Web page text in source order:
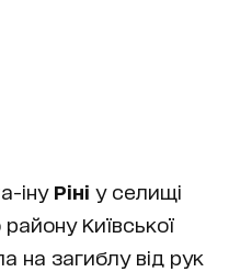
іну Ріні у селищі
Київської
на загиблу від рук